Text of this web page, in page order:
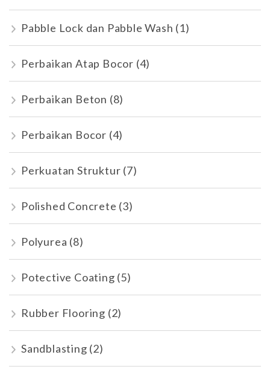
Pabble Lock dan Pabble Wash (1)
Perbaikan Atap Bocor (4)
Perbaikan Beton (8)
Perbaikan Bocor (4)
Perkuatan Struktur (7)
Polished Concrete (3)
Polyurea (8)
Potective Coating (5)
Rubber Flooring (2)
Sandblasting (2)